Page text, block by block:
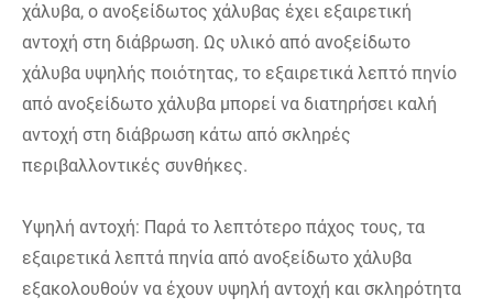
χάλυβα, ο ανοξείδωτος χάλυβας έχει εξαιρετική
αντοχή στη διάβρωση. Ως υλικό από ανοξείδωτο
χάλυβα υψηλής ποιότητας, το εξαιρετικά λεπτό πηνίο
από ανοξείδωτο χάλυβα μπορεί να διατηρήσει καλή
αντοχή στη διάβρωση κάτω από σκληρές
περιβαλλοντικές συνθήκες.
Υψηλή αντοχή: Παρά το λεπτότερο πάχος τους, τα
εξαιρετικά λεπτά πηνία από ανοξείδωτο χάλυβα
εξακολουθούν να έχουν υψηλή αντοχή και σκληρότητα